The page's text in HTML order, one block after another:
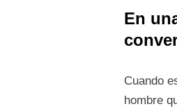
En
Cuando
hombre